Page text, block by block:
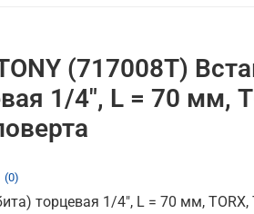
(0)
(717008T)
1/4", L = 70 мм,
торцевая 1/4", L = 70 мм,